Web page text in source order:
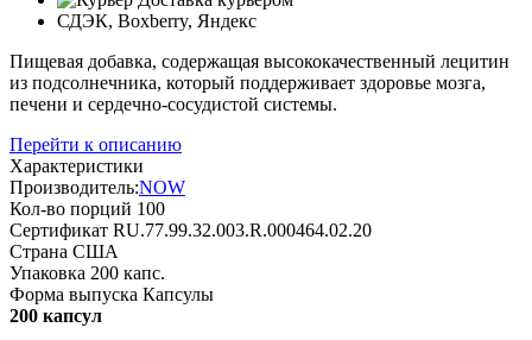
СДЭК, Boxberry, Яндекс
Пищевая добавка, содержащая высококачественный лецитин
из подсолнечника, который поддерживает здоровье мозга,
печени и сердечно-сосудистой системы.
Перейти к описанию
Характеристики
Производитель:NOW
Кол-во порций 100
Сертификат RU.77.99.32.003.R.000464.02.20
Страна США
Упаковка 200 капс.
Форма выпуска Капсулы
200 капсул